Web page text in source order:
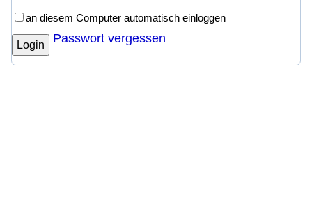
an diesem Computer automatisch einloggen
Login Passwort vergessen